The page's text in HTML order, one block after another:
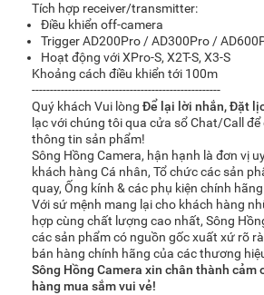
Tích hợp receiver/transmitter:
Điều khiển off-camera
Trigger AD200Pro / AD300Pro /
Hoạt động với XPro-S, X2T-S, X3-S
Khoảng cách điều khiển tới 100m
----------------------------------------------------
Quý khách Vui lòng Để lại lời nhắn,Đặt
lạc với chúng tôi qua cửa sổ Chat/Call
thông tin sản phẩm!
Sông Hồng Camera, hận hạnh là đơn vị
khách hàng Cá nhân, Tổ chức các sản
quay, Ống kính & các phụ kiện chính
Với sứ mệnh mang lại cho khách hàng
hợp cùng chất lượng cao nhất, Sông
các sản phẩm có nguồn gốc xuất xứ rõ
bán hàng chính hãng của các thương
Sông Hồng Camera xin chân thành cảm
hàng mua sắm vui vẻ!